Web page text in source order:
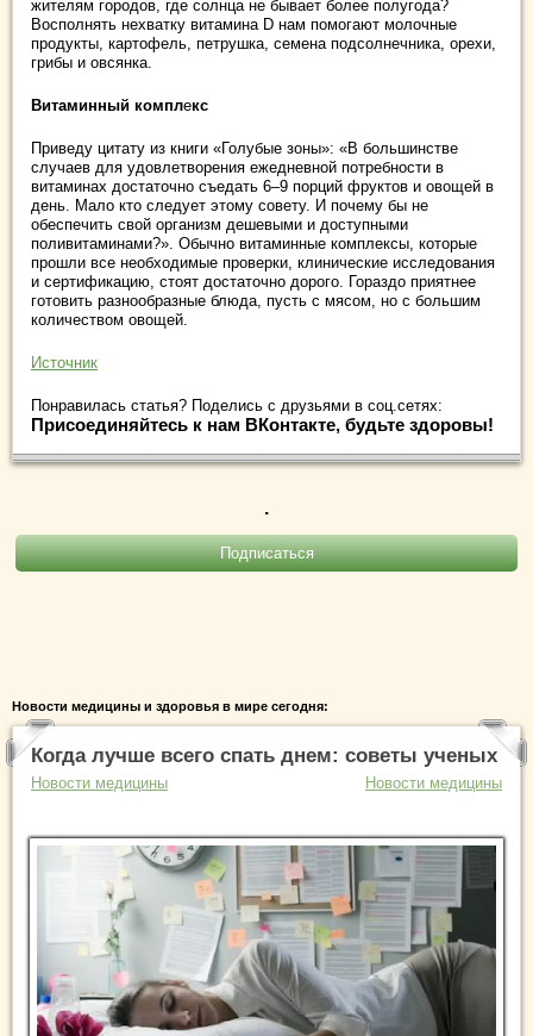
жителям городов, где солнца не бывает более полугода?
Восполнять нехватку витамина D нам помогают молочные
продукты, картофель, петрушка, семена подсолнечника, орехи,
грибы и овсянка.
Витаминный комплекс
Приведу цитату из книги «Голубые зоны»: «В большинстве
случаев для удовлетворения ежедневной потребности в
витаминах достаточно съедать 6–9 порций фруктов и овощей в
день. Мало кто следует этому совету. И почему бы не
обеспечить свой организм дешевыми и доступными
поливитаминами?». Обычно витаминные комплексы, которые
прошли все необходимые проверки, клинические исследования
и сертификацию, стоят достаточно дорого. Гораздо приятнее
готовить разнообразные блюда, пусть с мясом, но с большим
количеством овощей.
Источник
Понравилась статья? Поделись с друзьями в соц.сетях:
Присоединяйтесь к нам ВКонтакте, будьте здоровы!
.
Новости медицины и здоровья в мире сегодня:
Когда лучше всего спать днем: советы ученых
Новости медицины Новости медицины